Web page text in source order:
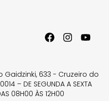
Gaidzinki, 633 - Cruzeiro do
– DE SEGUNDA A SEXTA
08H00 ÀS 12H00